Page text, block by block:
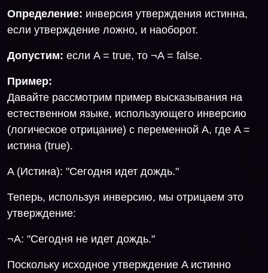
Определение: инверсия утверждения истинна,
если утверждение ложно, и наоборот.
Допустим: если A = true, то ¬A = false.
Пример:
Давайте рассмотрим пример высказывания на
естественном языке, использующего инверсию
(логическое отрицание) с переменной A, где A =
истина (true).
A (Истина): "Сегодня идет дождь."
Теперь, используя инверсию, мы отрицаем это
утверждение:
¬A: "Сегодня не идет дождь."
Поскольку исходное утверждение A истинно